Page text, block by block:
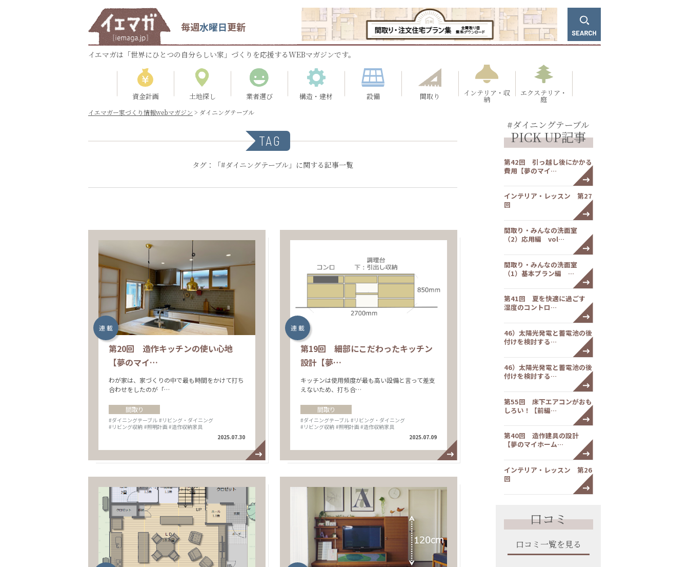
毎週水曜日更新
イエマガは「世界にひとつの自分らしい家」づくりを応援するWEBマガジンです。
資金計画 土地探し 業者選び 構造・建材 設備 間取り インテリア・収
納
エクステリア・
庭
イエマガー家づくり情報webマガジン > ダイニングテーブル
TAG
タグ：「#ダイニングテーブル」に関する記事一覧
連 載
第20回 造作キッチンの使い心地
【夢のマイ…
わが家は、家づくりの中で最も時間をかけて打ち
合わせをしたのが「…
間取り
#ダイニングテーブル #リビング・ダイニング
#リビング収納 #照明計画 #造作収納家具
2025.07.30
連 載
第19回 細部にこだわったキッチン
設計【夢…
キッチンは使用頻度が最も高い設備と言って差支
えないため、打ち合…
間取り
#ダイニングテーブル #リビング・ダイニング
#リビング収納 #照明計画 #造作収納家具
2025.07.09
#ダイニングテーブル
PICK UP記事
第42回 引っ越し後にかかる
費用【夢のマイ…
インテリア・レッスン 第27
回
間取り・みんなの洗面室
（2）応用編 vol…
間取り・みんなの洗面室
（1）基本プラン編 …
第41回 夏を快適に過ごす
湿度のコントロ…
46）太陽光発電と蓄電池の後
付けを検討する…
46）太陽光発電と蓄電池の後
付けを検討する…
第55回 床下エアコンがおも
しろい！【前編…
第40回 造作建具の設計
【夢のマイホーム…
インテリア・レッスン 第26
回
口コミ
口コミ一覧を見る